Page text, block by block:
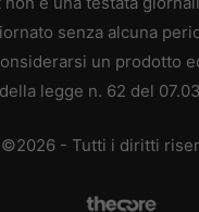
senza alcuna
un prodotto
della legge n. 62 del
- Tutti i diritti